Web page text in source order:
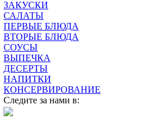
ЗАКУСКИ
САЛАТЫ
ПЕРВЫЕ БЛЮДА
ВТОРЫЕ БЛЮДА
СОУСЫ
ВЫПЕЧКА
ДЕСЕРТЫ
НАПИТКИ
КОНСЕРВИРОВАНИЕ
Следите за нами в: